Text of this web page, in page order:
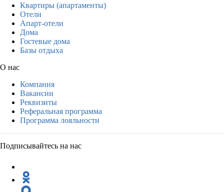
Квартиры (апартаменты)
Отели
Апарт-отели
Дома
Гостевые дома
Базы отдыха
О нас
Компания
Вакансии
Реквизиты
Реферальная программа
Программа лояльности
Подписывайтесь на нас